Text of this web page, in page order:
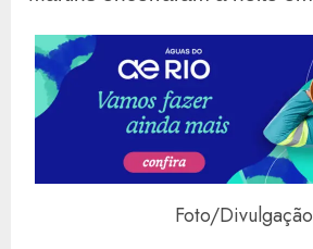
Foto/Divulgação